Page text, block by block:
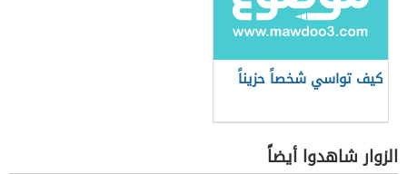
كيف تواسي شخصاً حزيناً
الزوار شاهدوا أيضاً